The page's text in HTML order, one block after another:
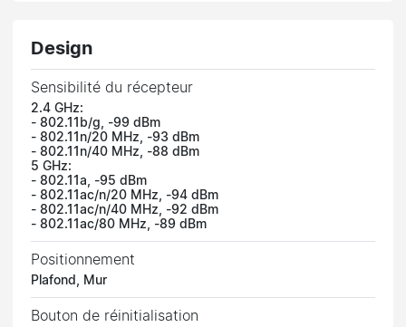
Design
Sensibilité du récepteur
2.4 GHz:
- 802.11b/g, -99 dBm
- 802.11n/20 MHz, -93 dBm
- 802.11n/40 MHz, -88 dBm
5 GHz:
- 802.11a, -95 dBm
- 802.11ac/n/20 MHz, -94 dBm
- 802.11ac/n/40 MHz, -92 dBm
- 802.11ac/80 MHz, -89 dBm
Positionnement
Plafond, Mur
Bouton de réinitialisation